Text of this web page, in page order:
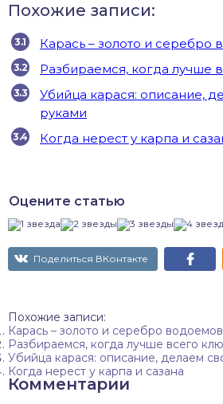
Похожие записи:
Карась – золото и серебро
Разбираемся, когда лучше
Убийца карася: описание,
руками
Когда нерест у карпа и
Оцените статью
Поделиться ВКонтакте
Похожие записи:
Карась – золото и серебро водоемов
Разбираемся, когда лучше всего
Убийца карася: описание, делаем
Когда нерест у карпа и сазана
Комментарии